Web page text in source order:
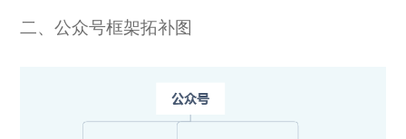
二、公众号框架拓补图